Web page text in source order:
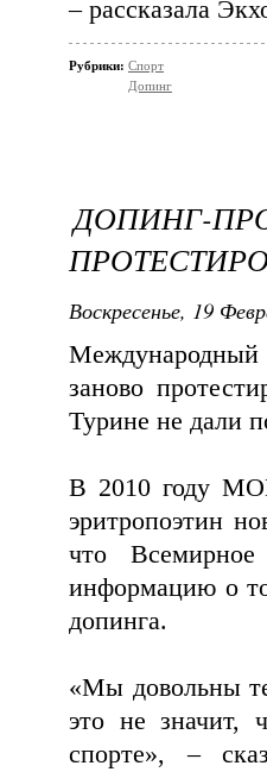
– рассказала
Рубрики: Спорт
Допинг
ДОПИНГ-
Воскресенье, 19
заново
Турине не дали
В 2010 году
эритропоэтин
что Всемирное
информацию о
допинга.
«Мы довольны
это не значит,
спорте», –